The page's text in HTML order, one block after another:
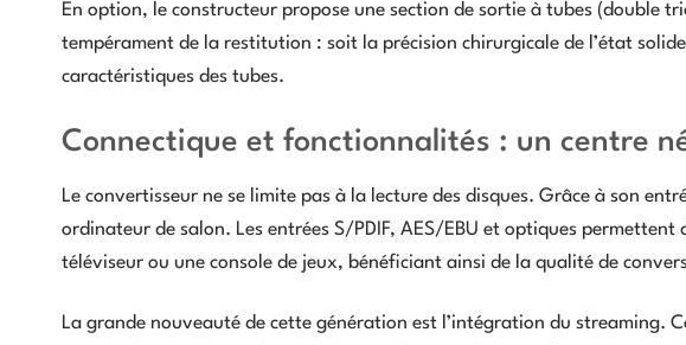
En option, le constructeur propose une section de sortie à tubes (double
tempérament de la restitution : soit la précision chirurgicale de l’état
caractéristiques des tubes.
Connectique et fonctionnalités : un centre
Le convertisseur ne se limite pas à la lecture des disques. Grâce à son
ordinateur de salon. Les entrées S/PDIF, AES/EBU et optiques permettent
téléviseur ou une console de jeux, bénéficiant ainsi de la qualité de
La grande nouveauté de cette génération est l’intégration du streaming.